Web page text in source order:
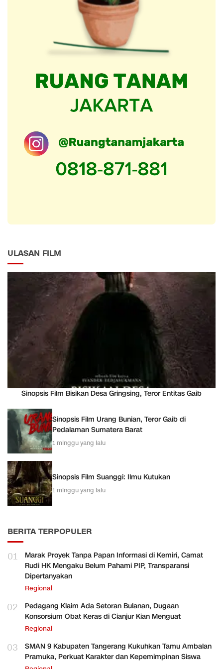
ULASAN FILM
Sinopsis Film Bisikan Desa Gringsing, Teror Entitas Gaib
Sinopsis Film Urang Bunian, Teror Gaib di
Pedalaman Sumatera Barat
1 minggu yang lalu
Sinopsis Film Suanggi: Ilmu Kutukan
1 minggu yang lalu
BERITA TERPOPULER
01
Marak Proyek Tanpa Papan Informasi di Kemiri, Camat
Rudi HK Mengaku Belum Pahami PIP, Transparansi
Dipertanyakan
Regional
02
Pedagang Klaim Ada Setoran Bulanan, Dugaan
Konsorsium Obat Keras di Cianjur Kian Menguat
Regional
03
SMAN 9 Kabupaten Tangerang Kukuhkan Tamu Ambalan
Pramuka, Perkuat Karakter dan Kepemimpinan Siswa